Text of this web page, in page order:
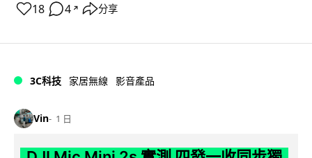
18 4 ↗ 分享
3C科技 家居無線 影音產品
Vin 1 日